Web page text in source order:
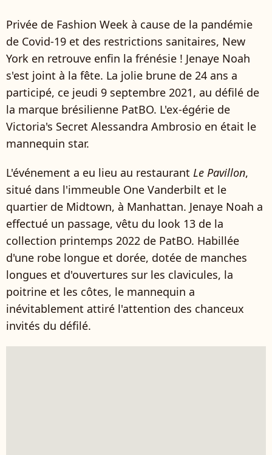
Privée de Fashion Week à cause de la pandémie
de Covid-19 et des restrictions sanitaires, New
York en retrouve enfin la frénésie ! Jenaye Noah
s'est joint à la fête. La jolie brune de 24 ans a
participé, ce jeudi 9 septembre 2021, au défilé de
la marque brésilienne PatBO. L'ex-égérie de
Victoria's Secret Alessandra Ambrosio en était le
mannequin star.
L'événement a eu lieu au restaurant Le Pavillon,
situé dans l'immeuble One Vanderbilt et le
quartier de Midtown, à Manhattan. Jenaye Noah a
effectué un passage, vêtu du look 13 de la
collection printemps 2022 de PatBO. Habillée
d'une robe longue et dorée, dotée de manches
longues et d'ouvertures sur les clavicules, la
poitrine et les côtes, le mannequin a
inévitablement attiré l'attention des chanceux
invités du défilé.